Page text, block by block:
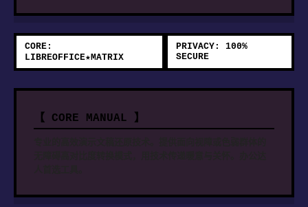
CORE:
LIBREOFFICE★MATRIX
PRIVACY: 100%
SECURE
【 CORE MANUAL 】